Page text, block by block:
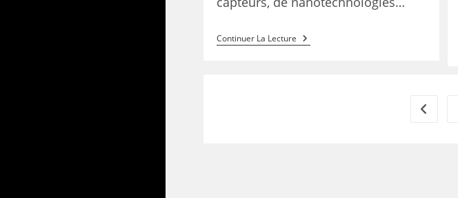
Continuer La Lecture